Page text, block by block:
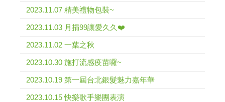
2023.11.07 精美禮物包裝~
2023.11.03 月捐99讓愛久久❤️
2023.11.02 一葉之秋
2023.10.30 施打流感疫苗囉~
2023.10.19 第一屆台北銀髮魅力嘉年華
2023.10.15 快樂歌手樂團表演